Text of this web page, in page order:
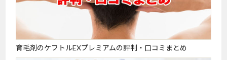
育毛剤のケフトルEXプレミアムの評判・口コミまとめ